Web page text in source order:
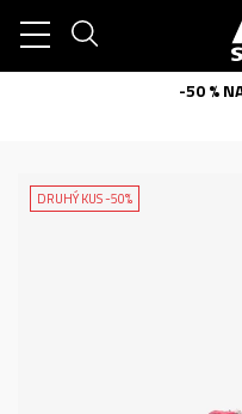
-50 %
DRUHÝ KUS -50%